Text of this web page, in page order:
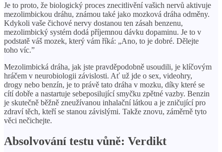
Je to proto, že biologický proces znecitlivění vašich nervů aktivuje
mezolimbickou dráhu, známou také jako mozková dráha odměny.
Kdykoli vaše čichové nervy dostanou ten zásah benzenu,
mezolimbický systém dodá příjemnou dávku dopaminu. Je to v
podstatě váš mozek, který vám říká: „Ano, to je dobré. Dělejte
toho víc.”
Mezolimbická dráha, jak jste pravděpodobně usoudili, je klíčovým
hráčem v neurobiologii závislosti. Ať už jde o sex, videohry,
drogy nebo benzín, je to právě tato dráha v mozku, díky které se
cítí dobře a nastartuje sebeposilující smyčku zpětné vazby. Benzin
je skutečně běžně zneužívanou inhalační látkou a je zničující pro
zdraví těch, kteří se stanou závislými. Takže znovu, záměrně tyto
věci nečichejte.
Absolvování testu vůně: Verdikt